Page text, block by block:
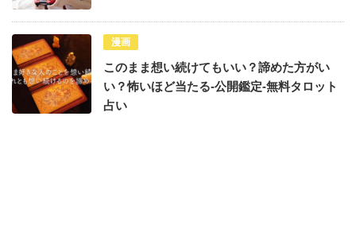
漫画
このまま想い続けてもいい？諦めた方がい
い？怖いほど当たる-公開鑑定-無料タロット
占い